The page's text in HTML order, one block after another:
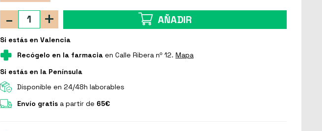
+
- AÑADIR
Si estás en Valencia
Recógelo en la farmacia en Calle Ribera nº 12. Mapa
Si estás en la Península
Disponible en 24/48h laborables
Envío gratis a partir de 65€